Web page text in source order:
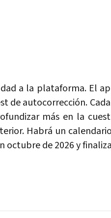
a la plataforma. El
de autocorrección.
más en la
Habrá un
octubre de 2026 y